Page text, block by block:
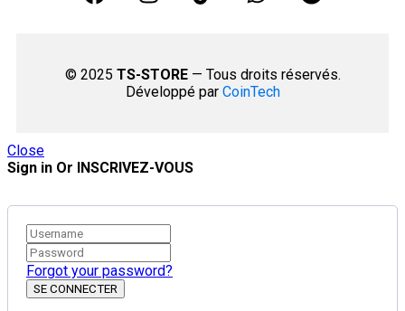
© 2025 TS-STORE— Tous droits réservés.
Développé par CoinTech
Close
Sign in Or INSCRIVEZ-VOUS
Forgot your password?